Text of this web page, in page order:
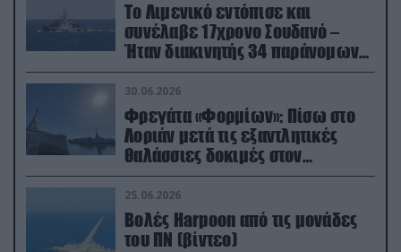
Το Λιμενικό εντόπισε και
συνέλαβε 17χρονο Σουδανό –
Ήταν διακινητής 34 παράνομων
μεταναστών
30.06.2026
Φρεγάτα «Φορμίων»: Πίσω στο
Λοριάν μετά τις εξαντλητικές
θαλάσσιες δοκιμές στον
απαιτητικό Βισκαϊκό
25.06.2026
Βολές Harpoon από τις μονάδες
του ΠΝ (βίντεο)